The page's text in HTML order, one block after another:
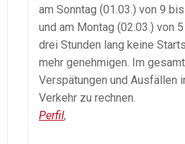
am Sonntag (01.03.) von 9
und am Montag (02.03.) von
drei Stunden lang keine
mehr genehmigen. Im
Verspätungen und Ausfällen
Verkehr zu rechnen.
Perfil,